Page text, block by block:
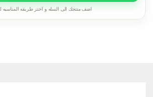
اضف منتجك الى السله و اختر طريقه المناسبه